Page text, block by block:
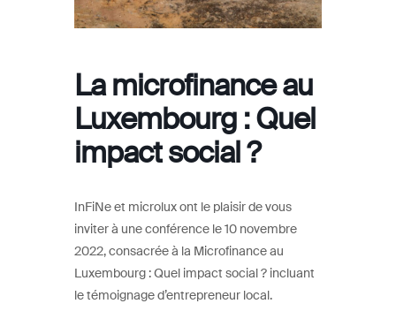
La microfinance au
Luxembourg : Quel
impact social ?
InFiNe et microlux ont le plaisir de vous
inviter à une conférence le 10 novembre
2022, consacrée à la Microfinance au
Luxembourg : Quel impact social ? incluant
le témoignage d’entrepreneur local.